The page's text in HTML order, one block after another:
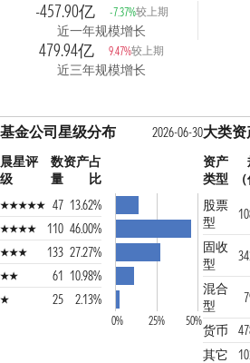
-457.90亿 -7.37%较上期
近一年规模增长
479.94亿 9.47%较上期
近三年规模增长
基金公司星级分布
2026-06-30
晨星评
级
数
量
资产占
比
47 13.62%
110 46.00%
133 27.27%
61 10.98%
25
2.13%
0% 25% 50%
大类
资产
类型
股票
型
固收
型
混合
型
货币
其它